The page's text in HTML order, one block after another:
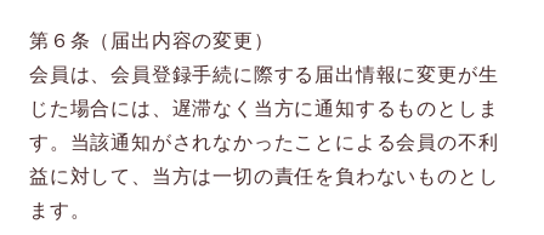
第６条（届出内容の変更）
会員は、会員登録手続に際する届出情報に変更が生
じた場合には、遅滞なく当方に通知するものとしま
す。当該通知がされなかったことによる会員の不利
益に対して、当方は一切の責任を負わないものとし
ます。